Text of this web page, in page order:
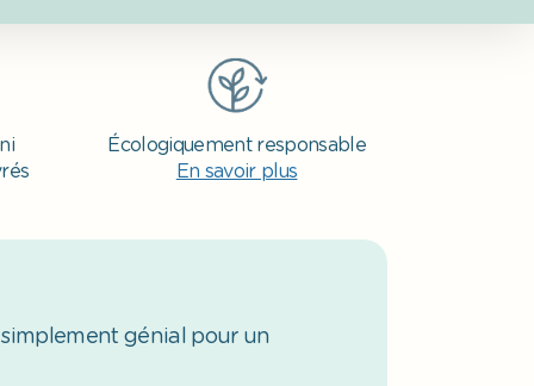
Écologiquement responsable
En savoir plus
génial pour un